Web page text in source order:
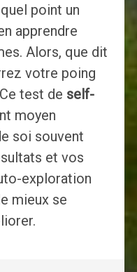
point un
apprendre
Alors, que dit
votre poing
test de self-
moyen
soi souvent
et vos
exploration
mieux se